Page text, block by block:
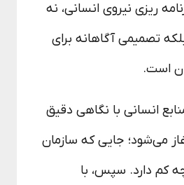
ریزی نیروی انسانی، نه
تصمیمی آگاهانه برای
است.
انسانی با نگاهی دقیق
می‌شود؛ جایی که سازمان
کم دارد. سپس، با